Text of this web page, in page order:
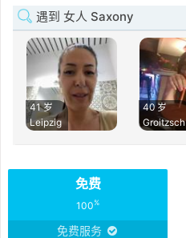
遇到 女人 Saxony
41 岁
Leipzig
40 岁
Groitzsch
免费
100%
免费服务